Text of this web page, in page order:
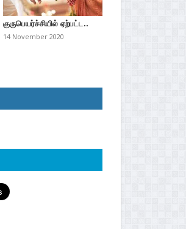
குருபெயர்ச்சியில் ஏற்பட்ட..
14 November 2020